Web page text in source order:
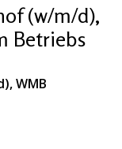
(w/m/d),
Betriebs
WMB